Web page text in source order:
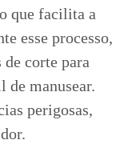
que facilita a
esse processo,
de corte para
manusear.
perigosas,